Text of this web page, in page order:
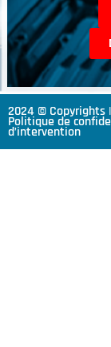
2024 © Copyrights
Politique de
d’intervention